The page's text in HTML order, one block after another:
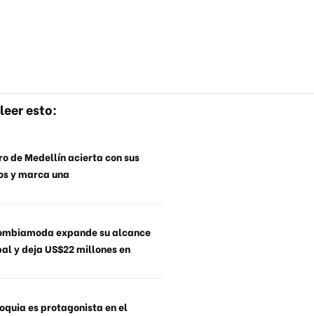
esto:
de Medellín acierta con sus
y marca una
expande su alcance
y deja US$22 millones en
es protagonista en el